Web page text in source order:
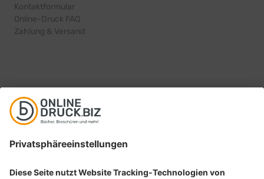
Kontaktformular
Online-Druck FAQ
Zahlung & Versand
PRODUKTINFORMATIONEN
Alle Druckprodukte in der Übersicht
Broschüren drucken